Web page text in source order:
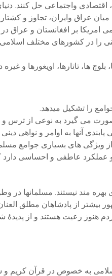
واجتماعی حل کنند.
عراق وایران، تجاوز و
امریکا بر افغانستان و
در کشورهای مختلف اسلامی
تاتارها، اویغورها و
را تشکیل میدهد.
می گیرد به نوعی از ترس و
آنها به اوامر و نواهی
ویژگی های بسیاری جوامع
عملکرد عاطفی و احساسی دارد
مند نیستند. مسلمانها
از پادشاهان مطلق
هنوز رعیت هستند و از
به خصوص در قرآن كريم